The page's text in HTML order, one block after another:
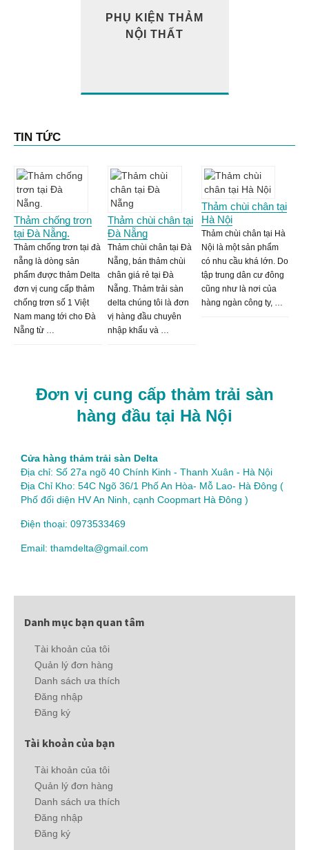
PHỤ KIỆN THẢM
NỘI THẤT
TIN TỨC
Thảm chống trơn
tại Đà Nẵng.
Thảm chống trơn tại đà
nẵng là dòng sản
phẩm được thảm Delta
đơn vị cung cấp thảm
chống trơn số 1 Việt
Nam mang tới cho Đà
Nẵng từ …
Thảm chùi chân tại
Đà Nẵng
Thảm chùi chân tại Đà
Nẵng, bán thảm chùi
chân giá rẻ tại Đà
Nẵng. Thảm trải sàn
delta chúng tôi là đơn
vị hàng đầu chuyên
nhập khẩu và …
Thảm chùi chân tại
Hà Nội
Thảm chùi chân tại Hà
Nội là một sản phẩm
có nhu cầu khá lớn. Do
tập trung dân cư đông
cũng như là nơi của
hàng ngàn công ty, …
Đơn vị cung cấp thảm trải sàn
hàng đầu tại Hà Nội
Cửa hàng thảm trải sàn Delta
Địa chỉ: Số 27a ngõ 40 Chính Kinh - Thanh Xuân - Hà Nội
Địa Chỉ Kho: 54C Ngõ 36/1 Phố An Hòa- Mỗ Lao- Hà Đông (
Phố đối diện HV An Ninh, cạnh Coopmart Hà Đông )
Điện thoại: 0973533469
Email: thamdelta@gmail.com
Danh mục bạn quan tâm
Tài khoản của tôi
Quản lý đơn hàng
Danh sách ưa thích
Đăng nhập
Đăng ký
Tài khoản của bạn
Tài khoản của tôi
Quản lý đơn hàng
Danh sách ưa thích
Đăng nhập
Đăng ký